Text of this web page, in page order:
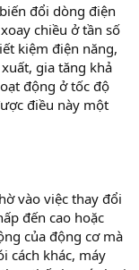
đổi dòng điện
chiều ở tần số
kiệm điện năng,
gia tăng khả
động ở tốc độ
điều này một
vào việc thay đổi
đến cao hoặc
của động cơ mà
cách khác, máy